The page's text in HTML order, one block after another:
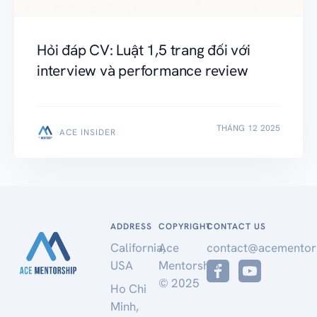
Hỏi đáp CV: Luật 1,5 trang đối với
interview và performance review
ACE INSIDER THÁNG 12 2025
ADDRESS
California,
USA
Ho Chi
Minh,
COPYRIGHT
Ace
Mentorship
© 2025
CONTACT US